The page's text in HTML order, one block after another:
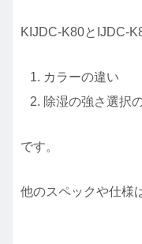
KIJDC-K80とIJDC-
カラーの違い
除湿の強さ選択
です。
他のスペックや仕様